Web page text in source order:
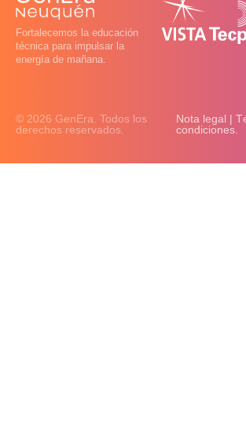
Fortalecemos la educación
técnica para impulsar la
energía de mañana.
© 2026 GenEra. Todos los
derechos reservados.
Nota legal |
condiciones.